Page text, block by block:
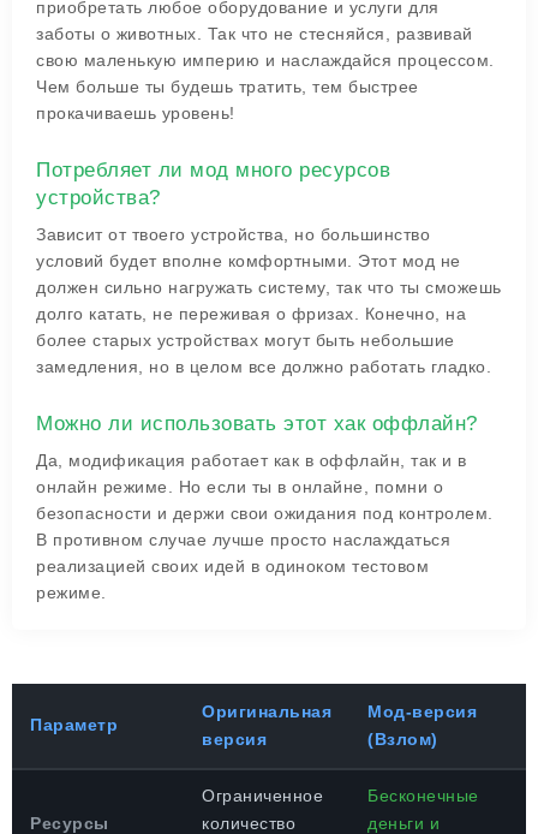
приобретать любое оборудование и услуги для
заботы о животных. Так что не стесняйся, развивай
свою маленькую империю и наслаждайся процессом.
Чем больше ты будешь тратить, тем быстрее
прокачиваешь уровень!
Потребляет ли мод много ресурсов
устройства?
Зависит от твоего устройства, но большинство
условий будет вполне комфортными. Этот мод не
должен сильно нагружать систему, так что ты сможешь
долго катать, не переживая о фризах. Конечно, на
более старых устройствах могут быть небольшие
замедления, но в целом все должно работать гладко.
Можно ли использовать этот хак оффлайн?
Да, модификация работает как в оффлайн, так и в
онлайн режиме. Но если ты в онлайне, помни о
безопасности и держи свои ожидания под контролем.
В противном случае лучше просто наслаждаться
реализацией своих идей в одиноком тестовом
режиме.
Параметр
Оригинальная
версия
Мод-версия
(Взлом)
Ресурсы
Ограниченное
количество
Бесконечные
деньги и